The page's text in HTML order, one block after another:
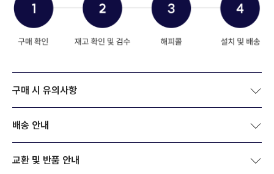
구매 시 유의사항
배송 안내
교환 및 반품 안내